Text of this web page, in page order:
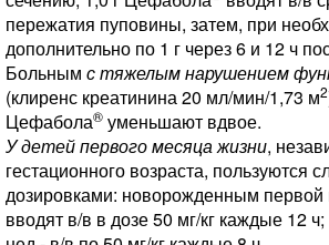
пережатия пуповины, затем, при
дополнительно по 1 г через 6 и 12 ч
Больным с тяжелым нарушением
(клиренс креатинина 20 мл/мин/1,73 м2
Цефабола® уменьшают вдвое.
У детей первого месяца жизни,
гестационного возраста, пользуются
дозировками: новорожденным первой
вводят в/в в дозе 50 мг/кг каждые 12